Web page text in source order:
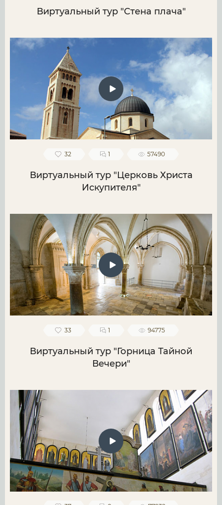
Виртуальный тур "Стена плача"
32 1 57490
Виртуальный тур "Церковь Христа
Искупителя"
33 1 94775
Виртуальный тур "Горница Тайной
Вечери"